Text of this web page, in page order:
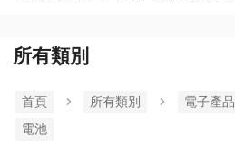
所有類別
首頁 所有類別 電子產品
電池